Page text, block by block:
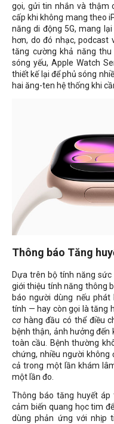
gọi, gửi tin nhắn và thậm
cấp khi không mang theo
năng di động 5G, mang
hơn, do đó nhạc, podcast
tăng cường khả năng
sóng yếu, Apple Watch
thiết kế lại để phủ sóng
hai ăng-ten hệ thống khi
Thông báo Tăng
Dựa trên bộ tính năng sức
giới thiệu tính năng thông
báo người dùng nếu
tính — hay còn gọi là tăng
cơ hàng đầu có thể điều
bệnh thận, ảnh hưởng
toàn cầu. Bệnh thường
chứng, nhiều người không
cả trong một lần khám
một lần đo.
Thông báo tăng huyết
cảm biến quang học tim
dùng phản ứng với nhịp